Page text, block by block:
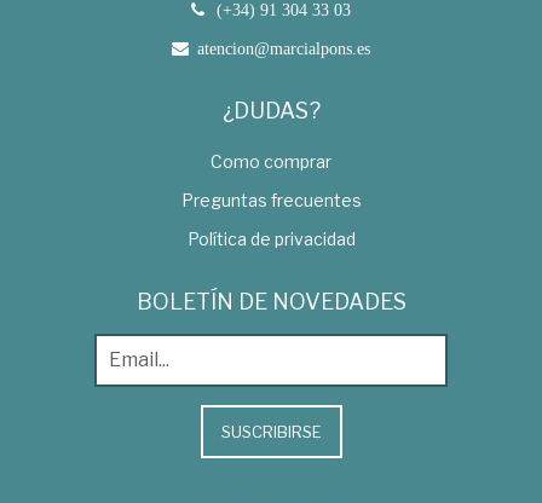
(+34) 91 304 33 03
atencion@marcialpons.es
¿DUDAS?
Como comprar
Preguntas frecuentes
Política de privacidad
BOLETÍN DE NOVEDADES
SUSCRIBIRSE